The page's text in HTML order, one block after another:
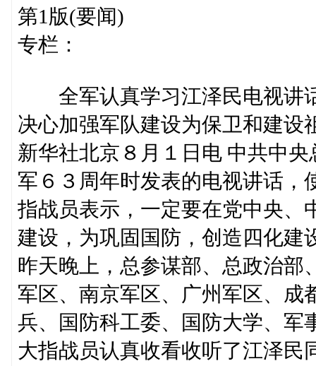
第1版(要闻)
专栏：
全军认真学习江泽民电视讲
决心加强军队建设为保卫和建设
新华社北京８月１日电 中共中
军６３周年时发表的电视讲话，
指战员表示，一定要在党中央、
建设，为巩固国防，创造四化建
昨天晚上，总参谋部、总政治部
军区、南京军区、广州军区、成
兵、国防科工委、国防大学、军
大指战员认真收看收听了江泽民